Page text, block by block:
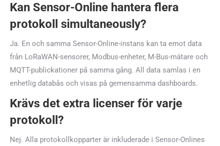
Kan Sensor-Online hantera flera
protokoll simultaneously?
Ja. En och samma Sensor-Online-instans kan ta emot data
från LoRaWAN-sensorer, Modbus-enheter, M-Bus-mätare och
MQTT-publickationer på samma gång. All data samlas i en
enhetlig databås och visas på gemensamma dashboards.
Krävs det extra licenser för varje
protokoll?
Nej. Alla protokollkopparter är inkluderade i Sensor-Onlines